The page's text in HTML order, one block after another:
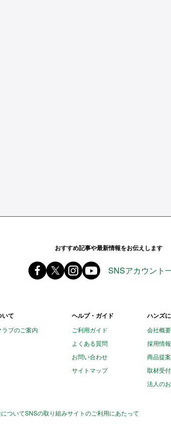
おすすめ記事や最新情報をお伝えします
Facebook ハンズ公式ファンページ
X(旧 twitter) @Hands_official_
instagramyoutube
SNSアカウント
いて
ラブのご案内
ヘルプ・ガイド
ご利用ガイド
よくある質問
お問い合わせ
サイトマップ
ハンズ
会社概要
採用情報
商品提案
取材受付
法人の
ついてSNSの取り組みサイトのご利用にあたって